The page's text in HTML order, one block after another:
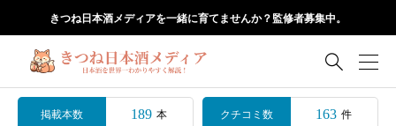
きつね日本酒メディアを一緒に育てませんか？監修者募集中。

掲載本数 189 本 クチコミ数 163 件